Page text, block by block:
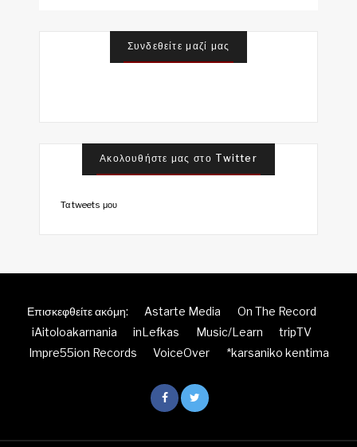
Συνδεθείτε μαζί μας
Ακολουθήστε μας στο Twitter
Τα tweets μου
Επισκεφθείτε ακόμη: Astarte Media
On The Record
iAitoloakarnania
inLefkas Music/Learn
tripTV
Impre55ion Records
VoiceOver *karsaniko kentima